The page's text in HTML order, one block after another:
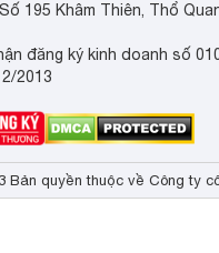
195 Khâm Thiên, Thổ
đăng ký kinh doanh số
2013
Bản quyền thuộc về Công ty